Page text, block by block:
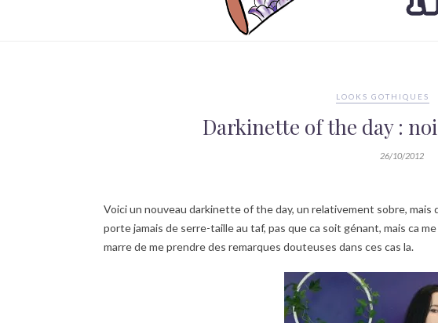
LOOKS GOTHIQUES
Darkinette of the day :
26/10/2012
Voici un nouveau darkinette of the day, un relativement sobre,
porte jamais de serre-taille au taf, pas que ca soit génant, mais ca
marre de me prendre des remarques douteuses dans ces cas la.